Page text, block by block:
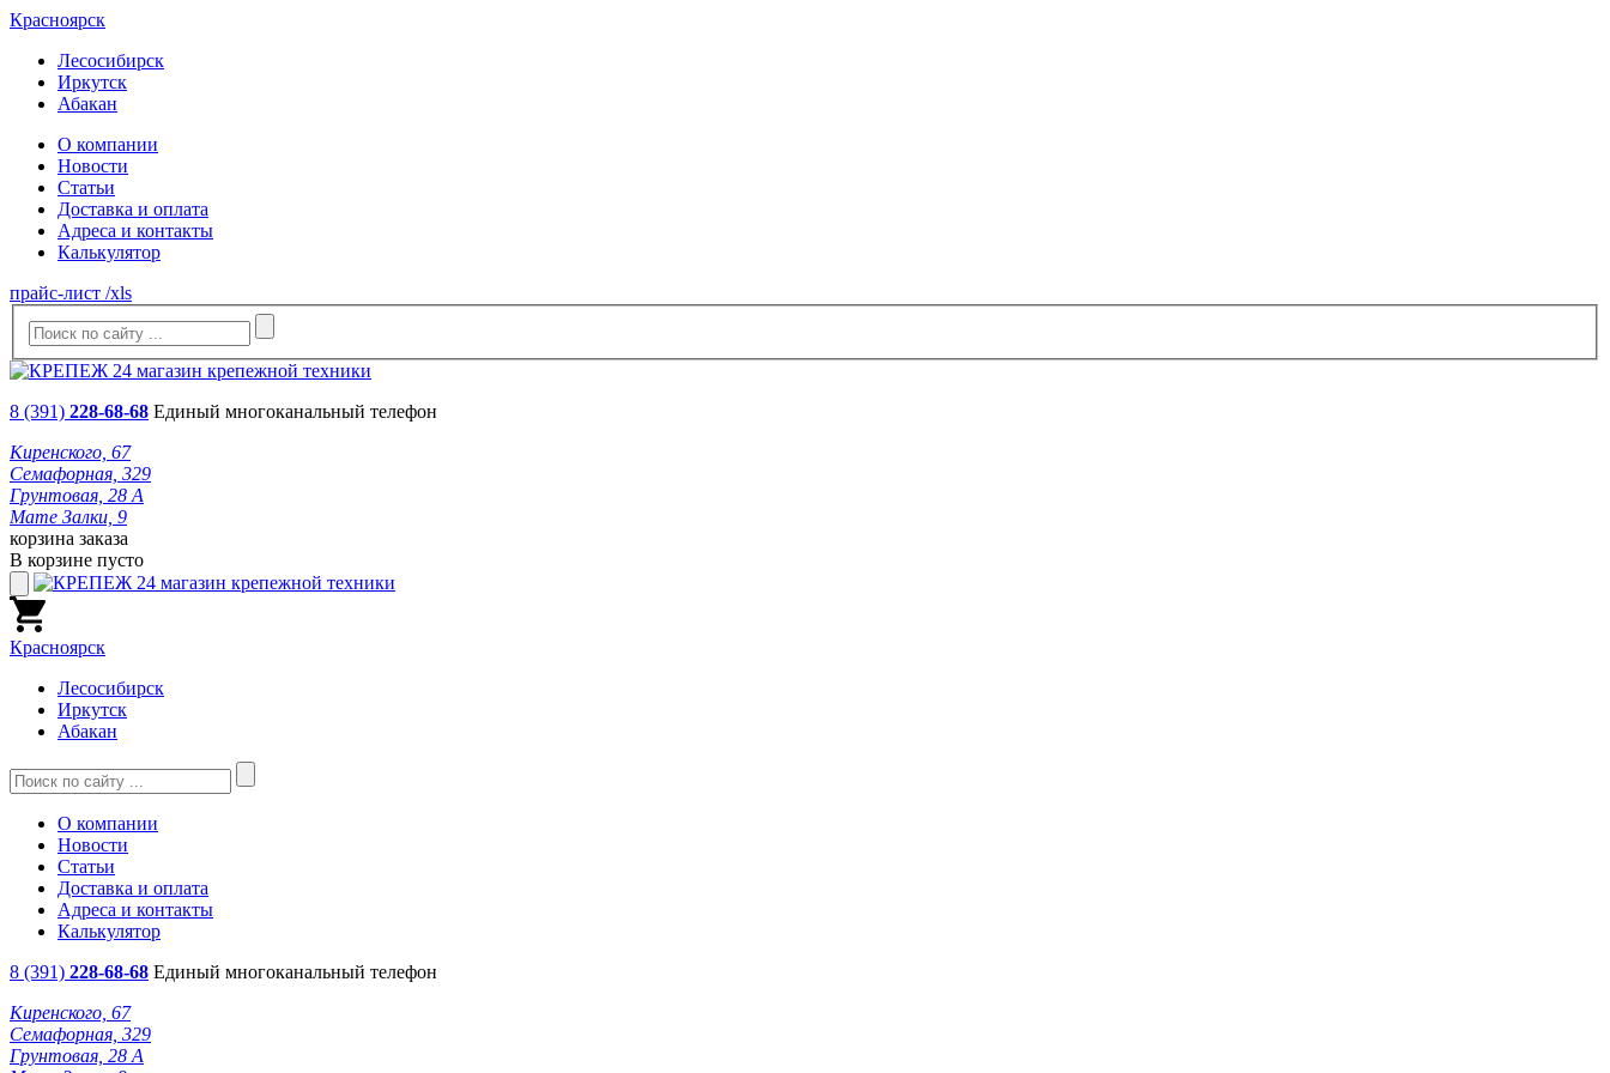
Красноярск
Лесосибирск
Иркутск
Абакан
О компании
Новости
Статьи
Доставка и оплата
Адреса и контакты
Калькулятор
прайс-лист /xls
8 (391) 228-68-68 Единый многоканальный телефон
Киренского, 67
Семафорная, 329
Грунтовая, 28 А
Мате Залки, 9
корзина заказа
В корзине пусто
Красноярск
Лесосибирск
Иркутск
Абакан
О компании
Новости
Статьи
Доставка и оплата
Адреса и контакты
Калькулятор
8 (391) 228-68-68 Единый многоканальный телефон
Киренского, 67
Семафорная, 329
Грунтовая, 28 А